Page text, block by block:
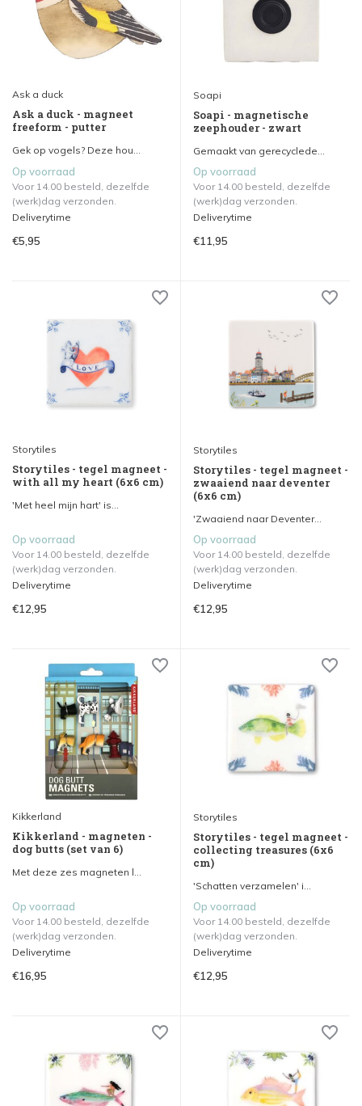
Ask a duck
Ask a duck - magneet
freeform - putter
Gek op vogels? Deze hou...
Op voorraad
Voor 14.00 besteld, dezelfde
(werk)dag verzonden.
Deliverytime
€5,95
Soapi
Soapi - magnetische
zeephouder - zwart
Gemaakt van gerecyclede...
Op voorraad
Voor 14.00 besteld, dezelfde
(werk)dag verzonden.
Deliverytime
€11,95
Storytiles
Storytiles - tegel magneet -
with all my heart (6x6 cm)
'Met heel mijn hart' is...
Op voorraad
Voor 14.00 besteld, dezelfde
(werk)dag verzonden.
Deliverytime
€12,95
Storytiles
Storytiles - tegel magneet -
zwaaiend naar deventer
(6x6 cm)
'Zwaaiend naar Deventer...
Op voorraad
Voor 14.00 besteld, dezelfde
(werk)dag verzonden.
Deliverytime
€12,95
Kikkerland
Kikkerland - magneten -
dog butts (set van 6)
Met deze zes magneten l...
Op voorraad
Voor 14.00 besteld, dezelfde
(werk)dag verzonden.
Deliverytime
€16,95
Storytiles
Storytiles - tegel magneet -
collecting treasures (6x6
cm)
'Schatten verzamelen' i...
Op voorraad
Voor 14.00 besteld, dezelfde
(werk)dag verzonden.
Deliverytime
€12,95